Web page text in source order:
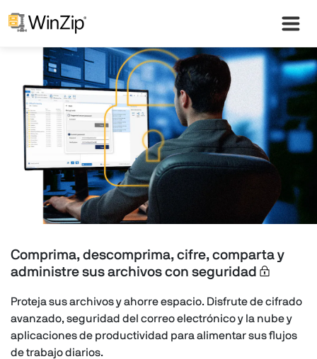
Comprima, descomprima, cifre, comparta y
administre sus archivos con seguridad
Proteja sus archivos y ahorre espacio. Disfrute de cifrado
avanzado, seguridad del correo electrónico y la nube y
aplicaciones de productividad para alimentar sus flujos
de trabajo diarios.